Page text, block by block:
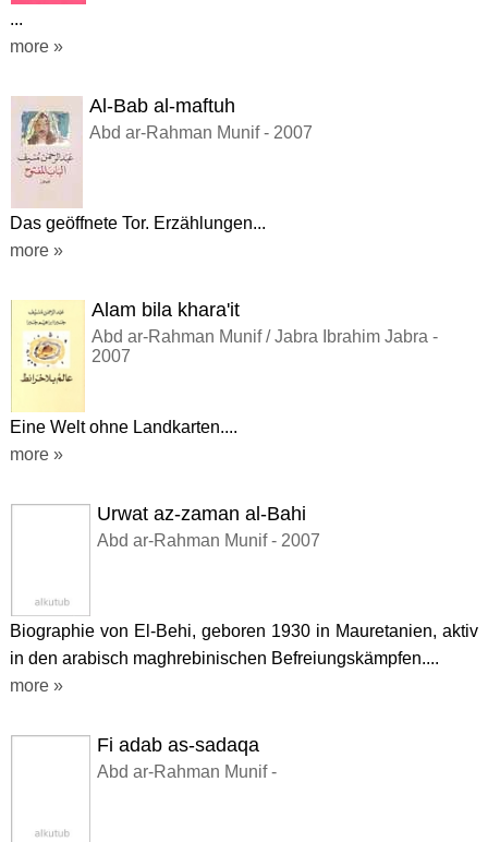
...
more »
Al-Bab al-maftuh
Abd ar-Rahman Munif - 2007
Das geöffnete Tor. Erzählungen...
more »
Alam bila khara'it
Abd ar-Rahman Munif / Jabra Ibrahim Jabra -
2007
Eine Welt ohne Landkarten....
more »
Urwat az-zaman al-Bahi
Abd ar-Rahman Munif - 2007
Biographie von El-Behi, geboren 1930 in Mauretanien, aktiv
in den arabisch maghrebinischen Befreiungskämpfen....
more »
Fi adab as-sadaqa
Abd ar-Rahman Munif -